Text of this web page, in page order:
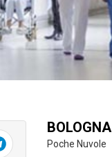
BOLOGNA
Poche Nuvole